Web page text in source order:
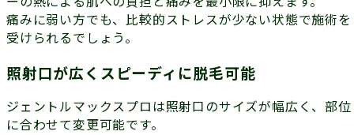
痛みに弱い方でも、比較的ストレスが少ない状態で施術を
受けられるでしょう。
照射口が広くスピーディに脱毛可能
ジェントルマックスプロは照射口のサイズが幅広く、部位
に合わせて変更可能です。